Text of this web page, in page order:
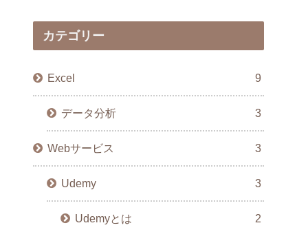
カテゴリー
Excel 9
データ分析 3
Webサービス 3
Udemy 3
Udemyとは 2